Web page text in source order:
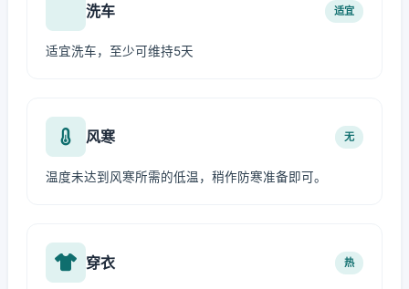
洗车 适宜
适宜洗车，至少可维持5天
风寒 无
温度未达到风寒所需的低温，稍作防寒准备即可。
穿衣 热